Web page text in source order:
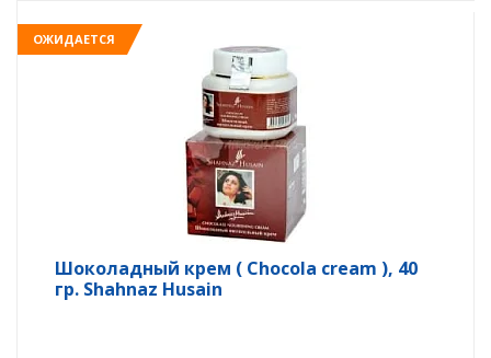
ОЖИДАЕТСЯ
Шоколадный крем ( Chocola cream ), 40
гр. Shahnaz Husain